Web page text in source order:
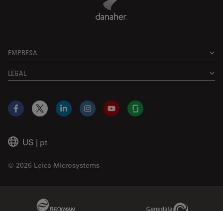
EMPRESA
LEGAL
US | pt
© 2026 Leica Microsystems
Facebook
X LinkedInInstagramYouTubeGlassdoor
Genedata Link